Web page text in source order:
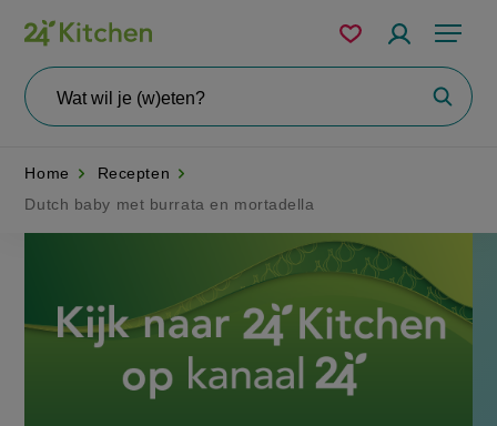
Overslaan
en
naar
de
Menu
wil
Mijn
bewaarde
Home
Recepten
Dutch baby met burrata en mortadella